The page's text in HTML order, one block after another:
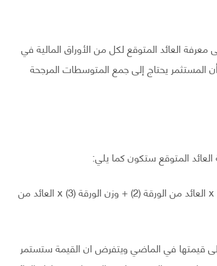
العائد المتوقع لكل من الأوراق المالية في
المستثمر يحتاج إلى جمع المتوسطات المرجحة
المتوقع ستكون كما يلي:
العائد المتوقع = وزن الورقة (1) x العائد من الورقة (1) + وزن الورقة (2) x العائد من الورقة (2) + وزن الورقة (3) x العائد من
على قيمتها في الماضي ويتفرض ان القيمة ستستمر